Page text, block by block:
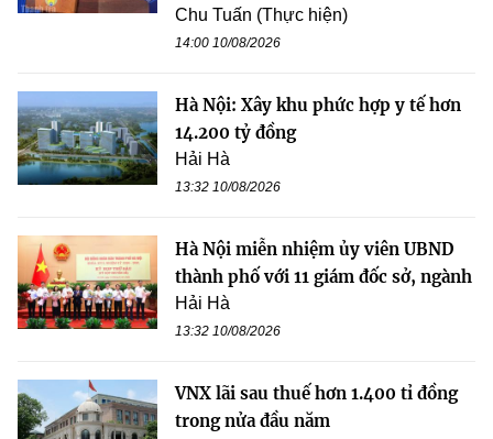
Chu Tuấn (Thực hiện)
14:00 10/08/2026
Hà Nội: Xây khu phức hợp y tế hơn
14.200 tỷ đồng
Hải Hà
13:32 10/08/2026
Hà Nội miễn nhiệm ủy viên UBND
thành phố với 11 giám đốc sở, ngành
Hải Hà
13:32 10/08/2026
VNX lãi sau thuế hơn 1.400 tỉ đồng
trong nửa đầu năm